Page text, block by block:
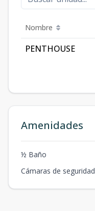
Nombre
PENTHOUSE
Amenidades
½ Baño
Cámaras de seguridad